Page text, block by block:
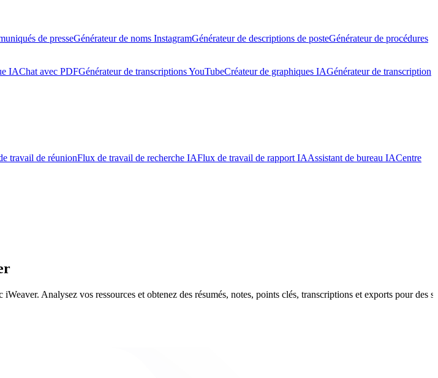
de presseGénérateur de noms InstagramGénérateur de descriptions de posteGénérateur de procédures
IAChat avec PDFGénérateur de transcriptions YouTubeCréateur de graphiques IAGénérateur de transcription
travail de réunionFlux de travail de recherche IAFlux de travail de rapport IAAssistant de bureau IACentre
Analysez vos ressources et obtenez des résumés, notes, points clés, transcriptions et exports pour des